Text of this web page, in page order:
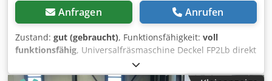
Anfragen Anrufen
Zustand: gut (gebraucht), Funktionsfähigkeit: voll
funktionsfähig, Universalfräsmaschine Deckel FP2Lb direkt
vom Abgeber Csdpfx Aoztav Aodqsrf Technische Daten: >>
Maschinen- Nr.0793 >> Starrer Winkeltisch (